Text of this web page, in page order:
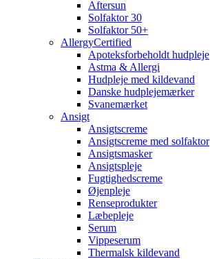
Aftersun
Solfaktor 30
Solfaktor 50+
AllergyCertified
Apoteksforbeholdt hudpleje
Astma & Allergi
Hudpleje med kildevand
Danske hudplejemærker
Svanemærket
Ansigt
Ansigtscreme
Ansigtscreme med solfaktor
Ansigtsmasker
Ansigtspleje
Fugtighedscreme
Øjenpleje
Renseprodukter
Læbepleje
Serum
Vippeserum
Thermalsk kildevand